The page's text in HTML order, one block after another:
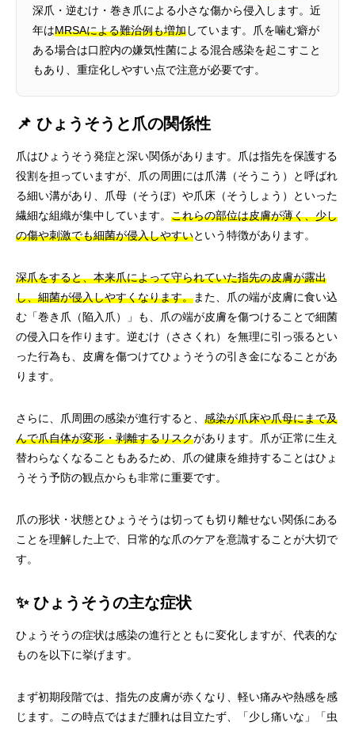
深爪・逆むけ・巻き爪による小さな傷から侵入します。近
年はMRSAによる難治例も増加しています。爪を噛む癖が
ある場合は口腔内の嫌気性菌による混合感染を起こすこと
もあり、重症化しやすい点で注意が必要です。
📌 ひょうそうと爪の関係性
爪はひょうそう発症と深い関係があります。爪は指先を保護する
役割を担っていますが、爪の周囲には爪溝（そうこう）と呼ばれ
る細い溝があり、爪母（そうぼ）や爪床（そうしょう）といった
繊細な組織が集中しています。 これらの部位は皮膚が薄く、少し
の傷や刺激でも細菌が侵入しやすいという特徴があります。
深爪をすると、本来爪によって守られていた指先の皮膚が露出
し、細菌が侵入しやすくなります。また、爪の端が皮膚に食い込
む「巻き爪（陥入爪）」も、爪の端が皮膚を傷つけることで細菌
の侵入口を作ります。逆むけ（ささくれ）を無理に引っ張るとい
った行為も、皮膚を傷つけてひょうそうの引き金になることがあ
ります。
さらに、爪周囲の感染が進行すると、 感染が爪床や爪母にまで及
んで爪自体が変形・剥離するリスクがあります。爪が正常に生え
替わらなくなることもあるため、爪の健康を維持することはひょ
うそう予防の観点からも非常に重要です。
爪の形状・状態とひょうそうは切っても切り離せない関係にある
ことを理解した上で、日常的な爪のケアを意識することが大切で
す。
✨ ひょうそうの主な症状
ひょうそうの症状は感染の進行とともに変化しますが、代表的な
ものを以下に挙げます。
まず初期段階では、指先の皮膚が赤くなり、軽い痛みや熱感を感
じます。この時点ではまだ腫れは目立たず、「少し痛いな」「虫